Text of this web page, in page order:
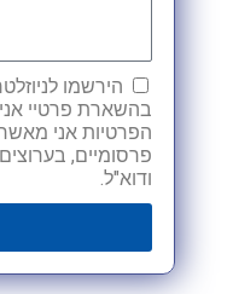
הירשמו
בהשארת פרטיי
הפרטיות אני מאשר
פרסומיים,
ודוא"ל.